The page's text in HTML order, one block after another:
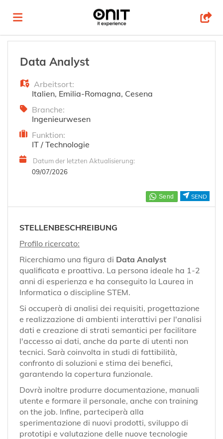
Stellen
Lebenslauf
EN
FR
IT
DE
ES
PT
SEND
Data Analyst
Arbeitsort:
Italien, Emilia-Romagna, Cesena
Branche:
Ingenieurwesen
Funktion:
IT / Technologie
Datum der letzten Aktualisierung:
09/07/2026
STELLENBESCHREIBUNG
Profilo ricercato:
Ricerchiamo una figura di Data Analyst
qualificata e proattiva. La persona ideale ha 1-2
anni di esperienza e ha conseguito la Laurea in
Informatica o discipline STEM.
Si occuperà di analisi dei requisiti, progettazione
e realizzazione di ambienti interattivi per l'analisi
dati e creazione di strati semantici per facilitare
l'accesso ai dati, anche da parte di utenti non
tecnici. Sarà coinvolta in studi di fattibilità,
confronto di soluzioni e stima dei benefici,
garantendo la copertura funzionale.
Dovrà inoltre produrre documentazione, manuali
utente e formare il personale, anche con training
on the job. Infine, parteciperà alla
sperimentazione di nuovi prodotti, sviluppo di
prototipi e valutazione delle nuove tecnologie